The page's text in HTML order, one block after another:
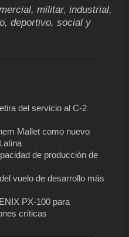
militar, industrial,
deportivo, social y
del servicio al C-2
Mallet como nuevo
de producción de
vuelo de desarrollo más
PX-100 para
críticas